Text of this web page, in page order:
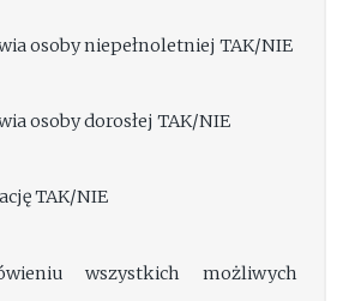
osoby niepełnoletniej TAK/NIE
osoby dorosłej TAK/NIE
TAK/NIE
wszystkich możliwych